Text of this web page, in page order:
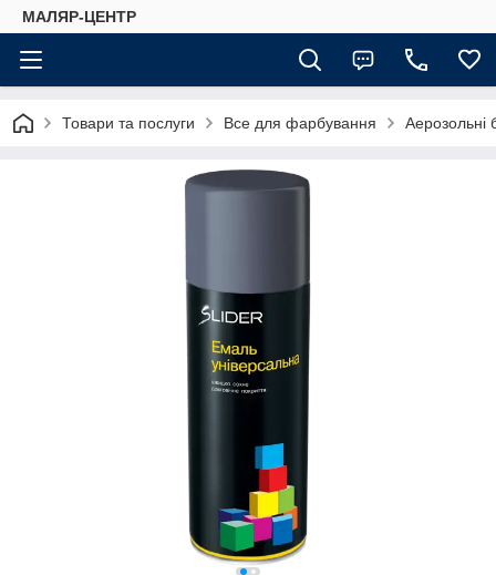
МАЛЯР-ЦЕНТР
Товари та послуги Все для фарбування Аерозольні